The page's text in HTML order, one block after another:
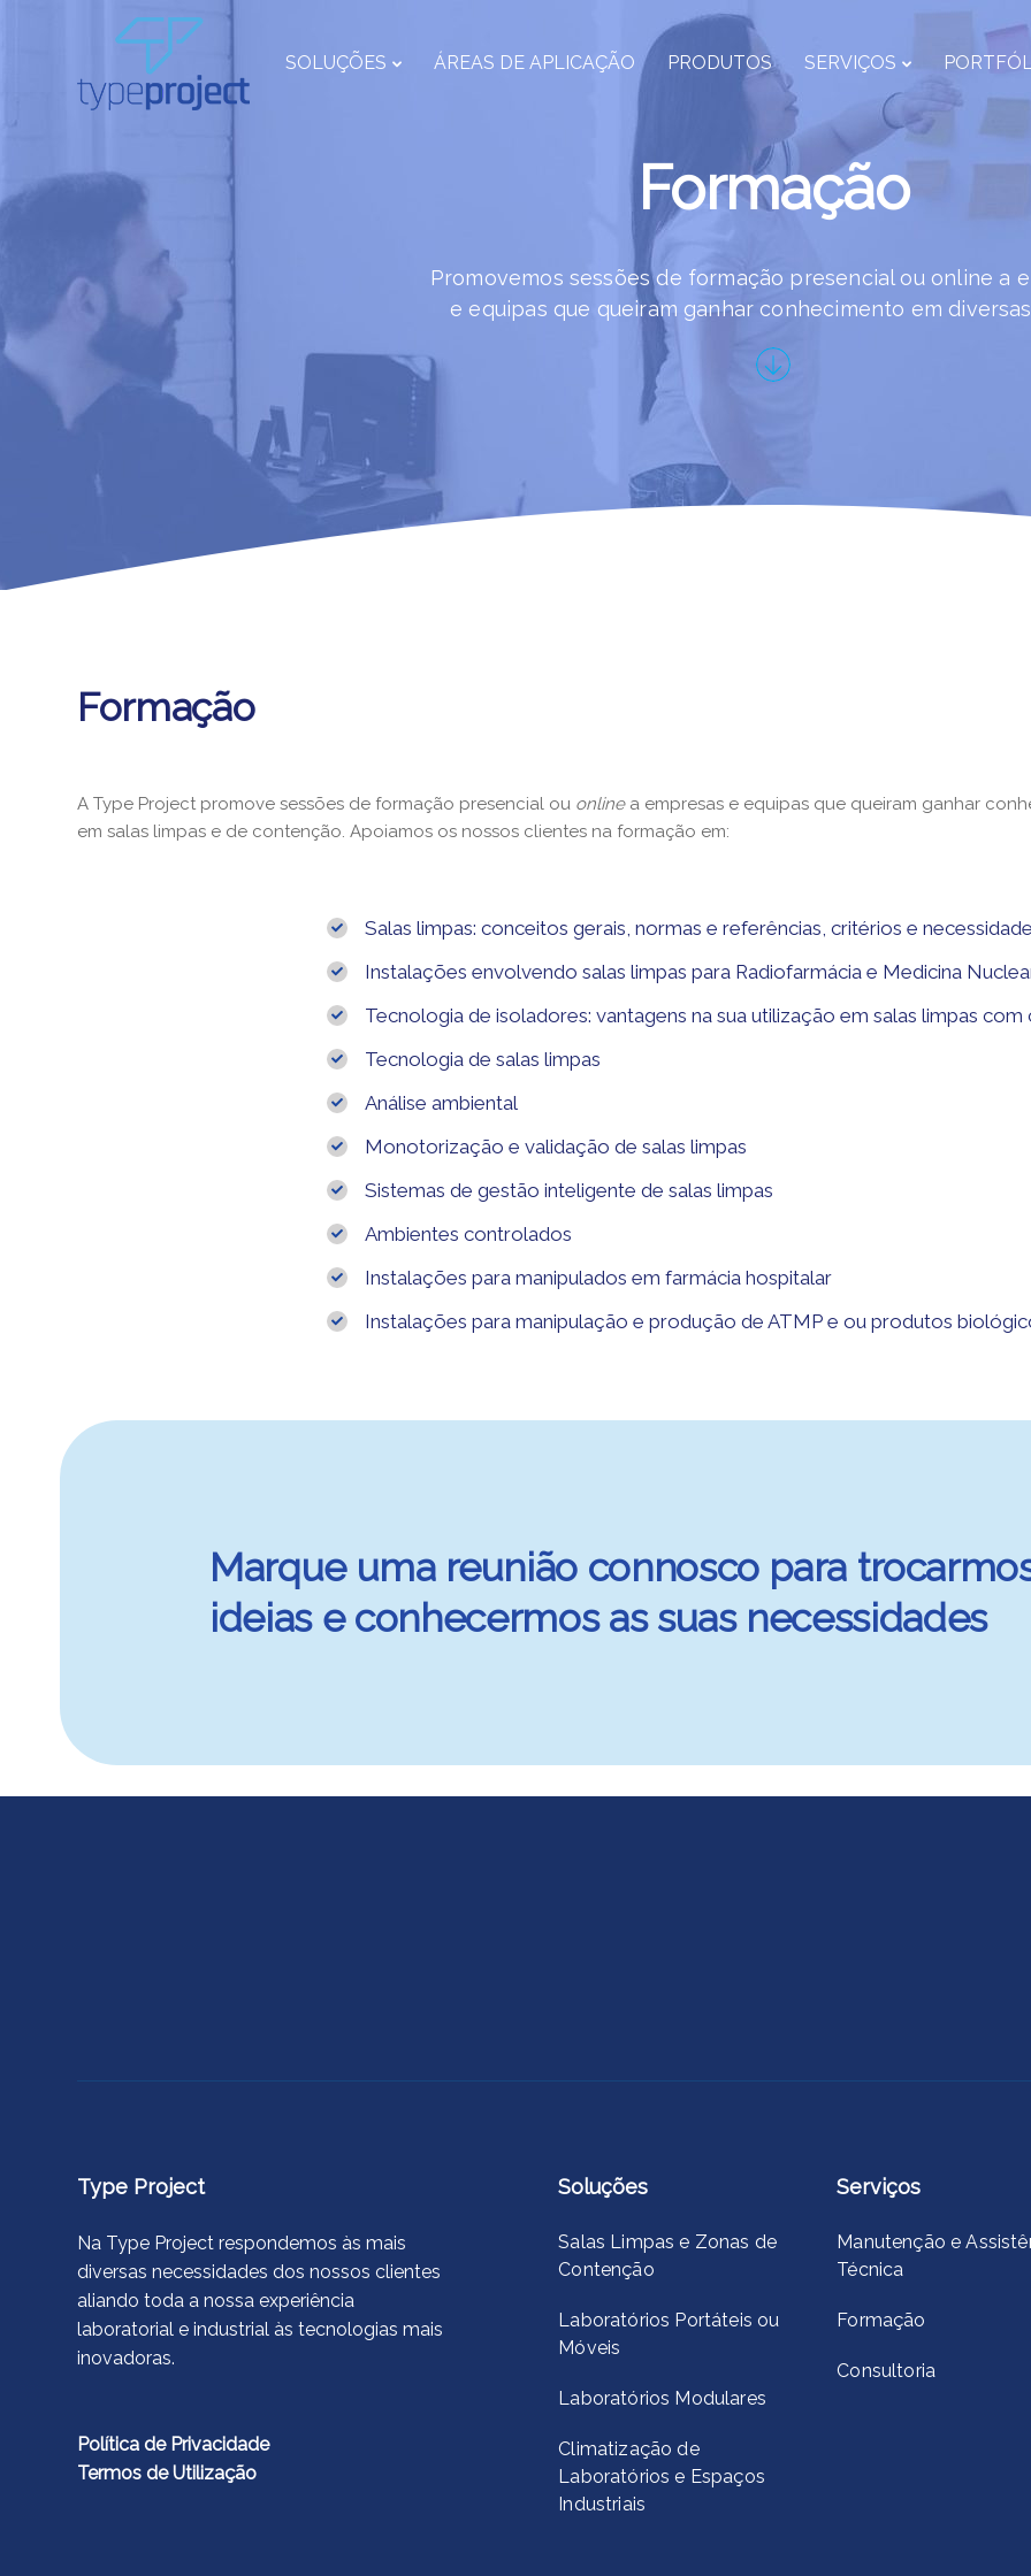
SOLUÇÕES ÁREAS DE APLICAÇÃO PRODUTOS SERVIÇOS
Formação
Promovemos sessões de formação presencial ou online a
e equipas que queiram ganhar conhecimento em
Formação
A Type Project promove sessões de formação presencial ou onlinea empresas e equipas que queiram ganhar
em salas limpas e de contenção. Apoiamos os nossos clientes na formação em:
Salas limpas: conceitos gerais, normas e referências, critérios e
Instalações envolvendo salas limpas para Radiofarmácia e Medicina
Tecnologia de isoladores: vantagens na sua utilização em salas limpas com
Tecnologia de salas limpas
Análise ambiental
Monotorização e validação de salas limpas
Sistemas de gestão inteligente de salas limpas
Ambientes controlados
Instalações para manipulados em farmácia hospitalar
Instalações para manipulação e produção de ATMP e ou produtos
Marque uma reunião connosco para
ideias e conhecermos as suas necessidades
Type Project
Na Type Project respondemos às mais
diversas necessidades dos nossos clientes
aliando toda a nossa experiência
laboratorial e industrial às tecnologias mais
inovadoras.
Política de Privacidade
Termos de Utilização
Soluções
Salas Limpas e Zonas de
Contenção
Laboratórios Portáteis ou
Móveis
Laboratórios Modulares
Climatização de
Laboratórios e Espaços
Industriais
Serviços
Manutenção e
Técnica
Formação
Consultoria